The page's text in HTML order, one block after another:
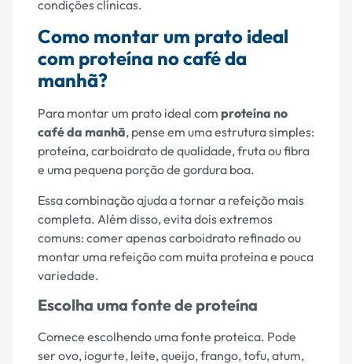
condições clínicas.
Como montar um prato ideal
com proteína no café da
manhã?
Para montar um prato ideal com proteína no
café da manhã, pense em uma estrutura simples:
proteína, carboidrato de qualidade, fruta ou fibra
e uma pequena porção de gordura boa.
Essa combinação ajuda a tornar a refeição mais
completa. Além disso, evita dois extremos
comuns: comer apenas carboidrato refinado ou
montar uma refeição com muita proteína e pouca
variedade.
Escolha uma fonte de proteína
Comece escolhendo uma fonte proteica. Pode
ser ovo, iogurte, leite, queijo, frango, tofu, atum,